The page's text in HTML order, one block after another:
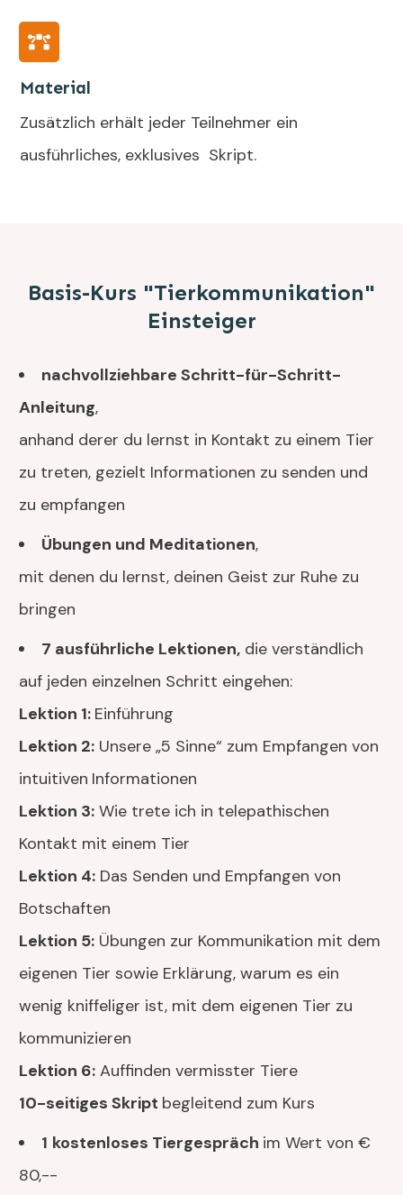
Material
Zusätzlich erhält jeder Teilnehmer ein
ausführliches, exklusives Skript.
Basis-Kurs "Tierkommunikation"
Einsteiger
nachvollziehbare Schritt-für-Schritt-
Anleitung,
anhand derer du lernst in Kontakt zu einem Tier
zu treten, gezielt Informationen zu senden und
zu empfangen
Übungen und Meditationen,
mit denen du lernst, deinen Geist zur Ruhe zu
bringen
7 ausführliche Lektionen, die verständlich
auf jeden einzelnen Schritt eingehen:
Lektion 1: Einführung
Lektion 2: Unsere „5 Sinne“ zum Empfangen von
intuitiven Informationen
Lektion 3: Wie trete ich in telepathischen
Kontakt mit einem Tier
Lektion 4: Das Senden und Empfangen von
Botschaften
Lektion 5: Übungen zur Kommunikation mit dem
eigenen Tier sowie Erklärung, warum es ein
wenig kniffeliger ist, mit dem eigenen Tier zu
kommunizieren
Lektion 6: Auffinden vermisster Tiere
10-seitiges Skript begleitend zum Kurs
1 kostenloses Tiergespräch im Wert von €
80,--